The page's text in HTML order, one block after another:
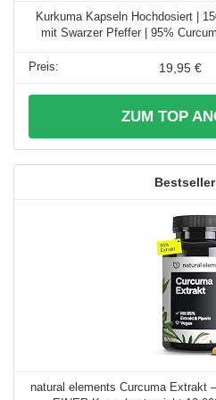
Kurkuma Kapseln Hochdosiert |
mit Swarzer Pfeffer | 95%
19,95 €
ZUM TOP
natural elements Curcuma Extrakt